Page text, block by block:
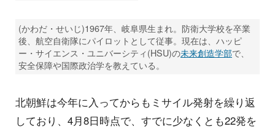
(かわだ・せいじ)1967年、岐阜県生まれ。防衛大学校を卒業
後、航空自衛隊にパイロットとして従事。現在は、ハッピ
ー・サイエンス・ユニバーシティ(HSU)の未来創造学部で、
安全保障や国際政治学を教えている。
北朝鮮は今年に入ってからもミサイル発射を繰り返
しており、4月8日時点で、すでに少なくとも22発を